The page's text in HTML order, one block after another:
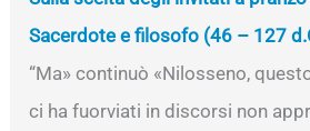
Sacerdote e filosofo (46 – 127
“Ma» continuò «Nilosseno,
ci ha fuorviati in discorsi non